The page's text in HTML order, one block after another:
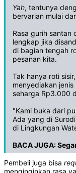
Yah, tentunya
bervarian mulai
Rasa gurih santan
lengkap jika
di bagian tengah
pesanan kita.
Tak hanya roti
menyediakan jenis
seharga Rp3.000
"Kami buka dari
Ada yang di
di Lingkungan
BACA JUGA:
Pembeli juga bisa
menginginkan rasa